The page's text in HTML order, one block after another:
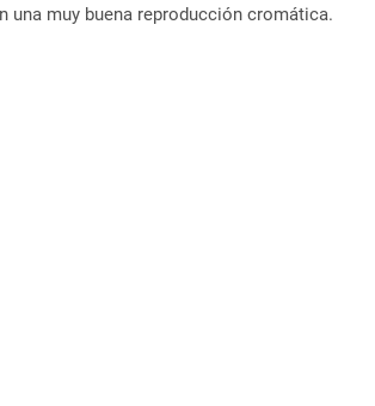
una muy buena reproducción cromática.